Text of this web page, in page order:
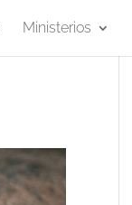
Ministerios